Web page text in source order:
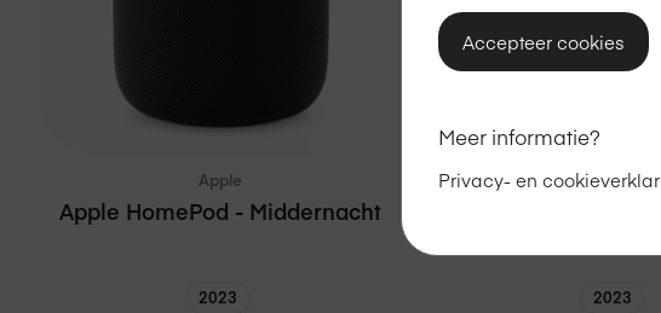
Apple
Apple HomePod - Middernacht
2023
In winkelmand
Apple
2023
Vergelijken
In
Accepteer cookies
Meer informatie?
Privacy- en